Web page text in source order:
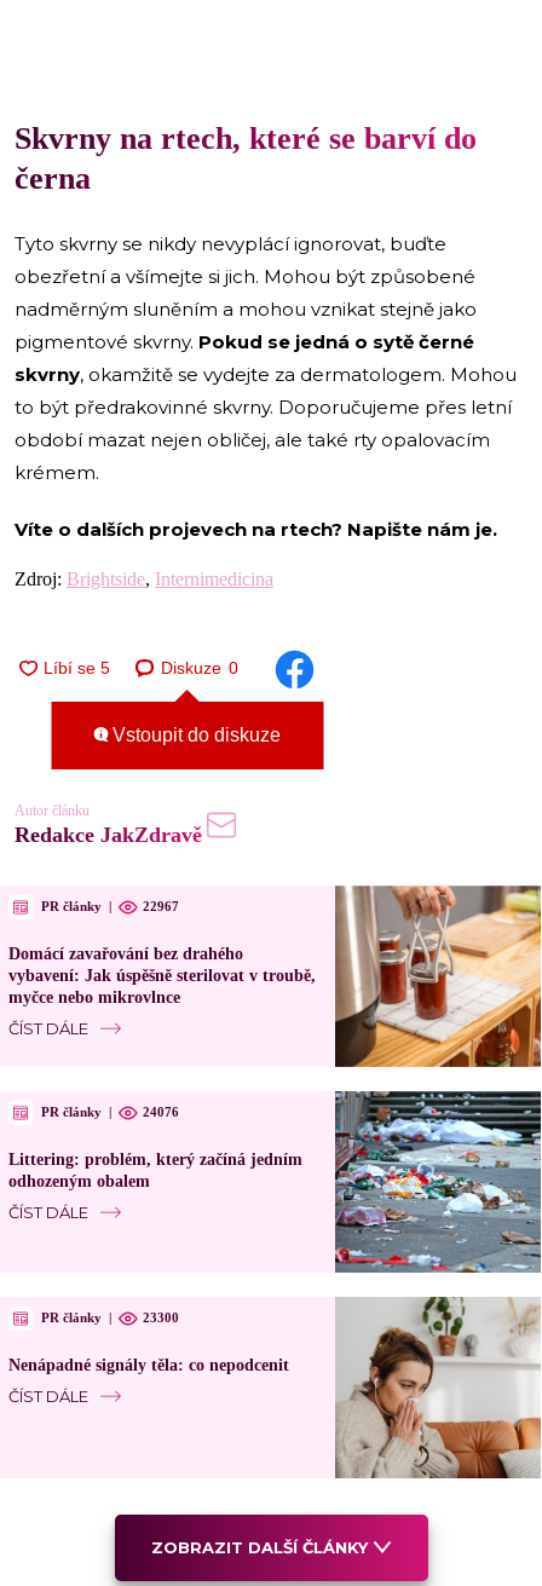
Skvrny na rtech, které se barví do
černa
Tyto skvrny se nikdy nevyplácí ignorovat, buďte
obezřetní a všímejte si jich. Mohou být způsobené
nadměrným sluněním a mohou vznikat stejně jako
pigmentové skvrny. Pokud se jedná o sytě černé
skvrny, okamžitě se vydejte za dermatologem. Mohou
to být předrakovinné skvrny. Doporučujeme přes letní
období mazat nejen obličej, ale také rty opalovacím
krémem.
Víte o dalších projevech na rtech? Napište nám je.
Zdroj: Brightside, Internimedicina
Diskuze 0
Vstoupit do diskuze
Autor článku
Redakce JakZdravě
PR články 22967
Domácí zavařování bez drahého
vybavení: Jak úspěšně sterilovat v troubě,
myčce nebo mikrovlnce
ČÍST DÁLE
PR články 24076
Littering: problém, který začíná jedním
odhozeným obalem
ČÍST DÁLE
PR články 23300
Nenápadné signály těla: co nepodcenit
ČÍST DÁLE
ZOBRAZIT DALŠÍ ČLÁNKY